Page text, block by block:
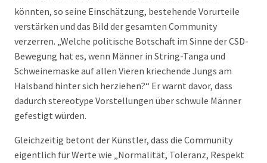
könnten, so seine Einschätzung, bestehende Vorurteile
verstärken und das Bild der gesamten Community
verzerren. „Welche politische Botschaft im Sinne der CSD-
Bewegung hat es, wenn Männer in String-Tanga und
Schweinemaske auf allen Vieren kriechende Jungs am
Halsband hinter sich herziehen?“ Er warnt davor, dass
dadurch stereotype Vorstellungen über schwule Männer
gefestigt würden.
Gleichzeitig betont der Künstler, dass die Community
eigentlich für Werte wie „Normalität, Toleranz, Respekt